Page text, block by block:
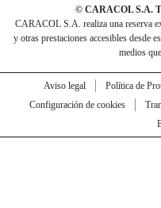
© CARACOL S.A.
CARACOL S.A. realiza una reserva
y otras prestaciones accesibles desde
medios
Aviso legal Política de
Configuración de cookies